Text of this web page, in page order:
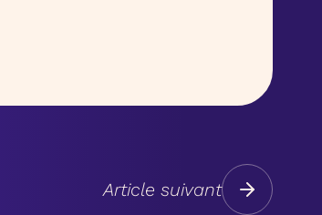
Article suivant